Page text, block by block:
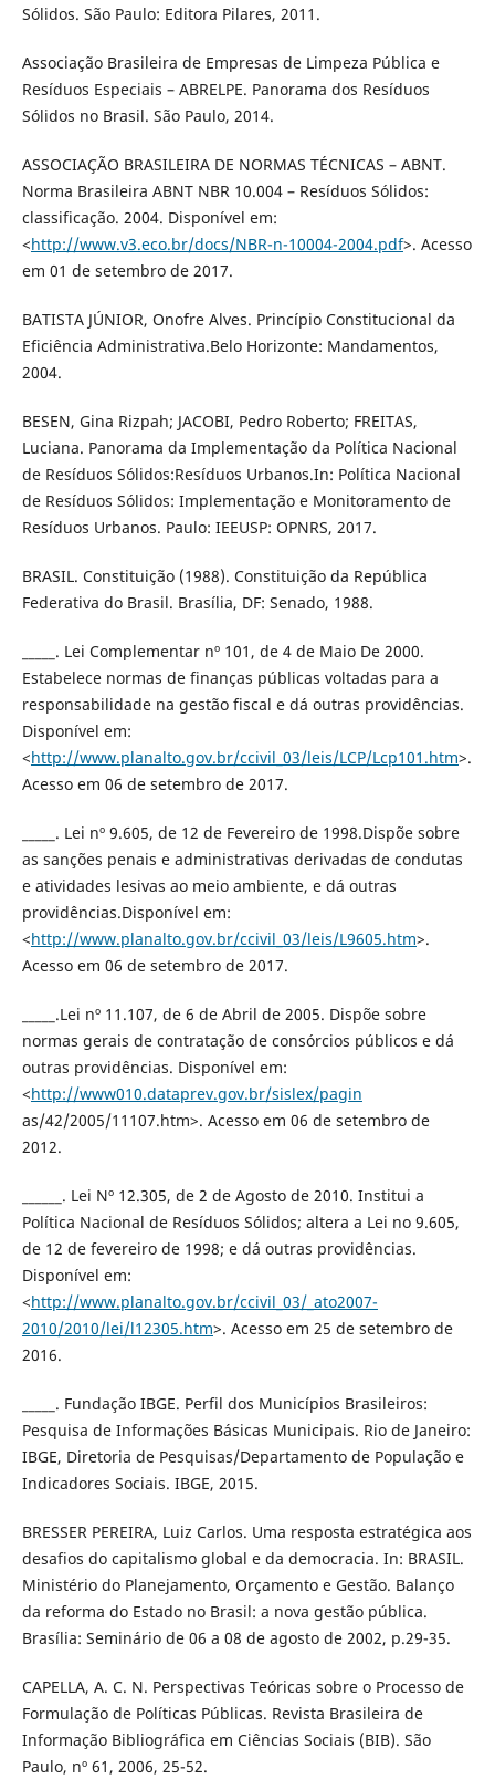
Sólidos. São Paulo: Editora Pilares, 2011.
Associação Brasileira de Empresas de Limpeza Pública e
Resíduos Especiais – ABRELPE. Panorama dos Resíduos
Sólidos no Brasil. São Paulo, 2014.
ASSOCIAÇÃO BRASILEIRA DE NORMAS TÉCNICAS – ABNT.
Norma Brasileira ABNT NBR 10.004 – Resíduos Sólidos:
classificação. 2004. Disponível em:
<http://www.v3.eco.br/docs/NBR-n-10004-2004.pdf>. Acesso
em 01 de setembro de 2017.
BATISTA JÚNIOR, Onofre Alves. Princípio Constitucional da
Eficiência Administrativa.Belo Horizonte: Mandamentos,
2004.
BESEN, Gina Rizpah; JACOBI, Pedro Roberto; FREITAS,
Luciana. Panorama da Implementação da Política Nacional
de Resíduos Sólidos:Resíduos Urbanos.In: Política Nacional
de Resíduos Sólidos: Implementação e Monitoramento de
Resíduos Urbanos. Paulo: IEEUSP: OPNRS, 2017.
BRASIL. Constituição (1988). Constituição da República
Federativa do Brasil. Brasília, DF: Senado, 1988.
_____. Lei Complementar nº 101, de 4 de Maio De 2000.
Estabelece normas de finanças públicas voltadas para a
responsabilidade na gestão fiscal e dá outras providências.
Disponível em:
<http://www.planalto.gov.br/ccivil_03/leis/LCP/Lcp101.htm>.
Acesso em 06 de setembro de 2017.
_____. Lei nº 9.605, de 12 de Fevereiro de 1998.Dispõe sobre
as sanções penais e administrativas derivadas de condutas
e atividades lesivas ao meio ambiente, e dá outras
providências.Disponível em:
<http://www.planalto.gov.br/ccivil_03/leis/L9605.htm>.
Acesso em 06 de setembro de 2017.
_____.Lei nº 11.107, de 6 de Abril de 2005. Dispõe sobre
normas gerais de contratação de consórcios públicos e dá
outras providências. Disponível em:
<http://www010.dataprev.gov.br/sislex/pagin
as/42/2005/11107.htm>. Acesso em 06 de setembro de
2012.
______. Lei Nº 12.305, de 2 de Agosto de 2010. Institui a
Política Nacional de Resíduos Sólidos; altera a Lei no 9.605,
de 12 de fevereiro de 1998; e dá outras providências.
Disponível em:
<http://www.planalto.gov.br/ccivil_03/_ato2007-
2010/2010/lei/l12305.htm>. Acesso em 25 de setembro de
2016.
_____. Fundação IBGE. Perfil dos Municípios Brasileiros:
Pesquisa de Informações Básicas Municipais. Rio de Janeiro:
IBGE, Diretoria de Pesquisas/Departamento de População e
Indicadores Sociais. IBGE, 2015.
BRESSER PEREIRA, Luiz Carlos. Uma resposta estratégica aos
desafios do capitalismo global e da democracia. In: BRASIL.
Ministério do Planejamento, Orçamento e Gestão. Balanço
da reforma do Estado no Brasil: a nova gestão pública.
Brasília: Seminário de 06 a 08 de agosto de 2002, p.29-35.
CAPELLA, A. C. N. Perspectivas Teóricas sobre o Processo de
Formulação de Políticas Públicas. Revista Brasileira de
Informação Bibliográfica em Ciências Sociais (BIB). São
Paulo, nº 61, 2006, 25-52.